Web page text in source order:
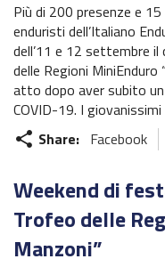
Più di 200 presenze e
enduristi dell’Italiano
dell’11 e 12 settembre
delle Regioni MiniEnduro
atto dopo aver subito un
COVID-19. I
share Share: Facebook
Weekend di
Trofeo delle
Manzoni”